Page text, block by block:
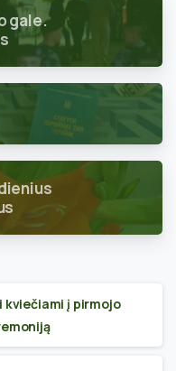
gale.
kviečiami į pirmojo